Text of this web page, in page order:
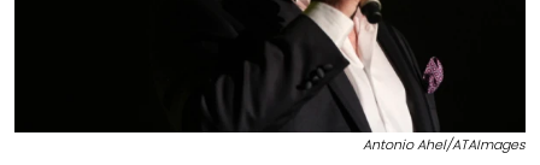
Antonio Ahel/ATAImages